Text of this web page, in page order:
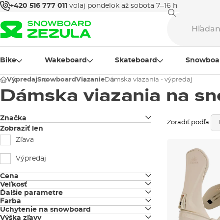
+420 516 777 011 volaj pondelok až sobota 7–16 h
Bike Wakeboard Skateboard
VýpredajSnowboard ViazanieDámska viazania - výpredaj
Dámska viazania na
Značka
Arbor
Jones
Nidecker
Zobraziť len
Zľava
Výpredaj
Cena
Veľkosť
S
M
Ďalšie parametre
Burton EST
Farba
čierna
Uchytenie na snowboard
Výška zľavy
Zoradiť podľa: